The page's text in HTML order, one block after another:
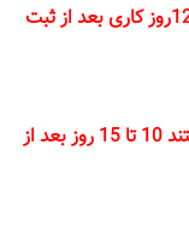
زمان تحویل محصولات موجود در ایران : 10 تا 12روز کاری بعد از ثبت
زمان تحویل محصولاتی که در ایران موجود نیستند 10 تا 15 روز بعد از